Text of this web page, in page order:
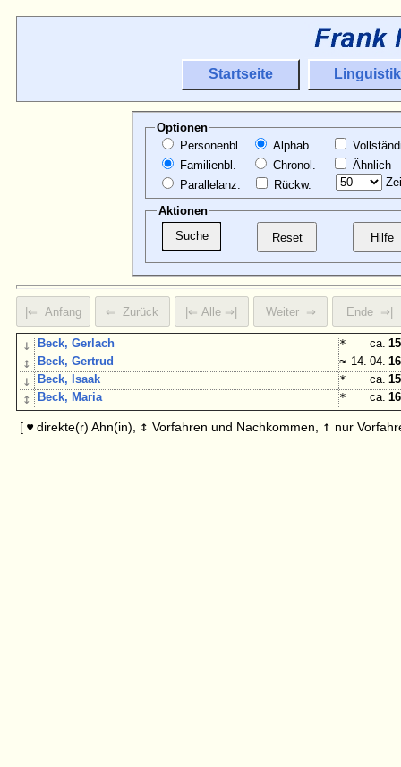
Startseite Linguistik
Optionen
Personenbl.
Familienbl.
Parallelanz.
Alphab.
Chronol.
Rückw.
Ähnlich
Aktionen
↓ Beck, Gerlach * ca.
↕ Beck, Gertrud ≈ 14. 04.
↓ Beck, Isaak * ca.
↕ Beck, Maria * ca.
[ ♥ direkte(r) Ahn(in), ↕ Vorfahren und Nachkommen, ↑ nur